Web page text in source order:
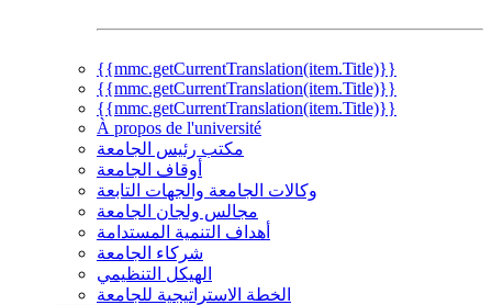
{{mmc.getCurrentTranslation(item.Title)}}
{{mmc.getCurrentTranslation(item.Title)}}
{{mmc.getCurrentTranslation(item.Title)}}
À propos de l'université
مكتب رئيس الجامعة
أوقاف الجامعة
وكالات الجامعة والجهات التابعة
مجالس ولجان الجامعة
أهداف التنمية المستدامة
شركاء الجامعة
الهيكل التنظيمي
الخطة الاستراتيجية للجامعة